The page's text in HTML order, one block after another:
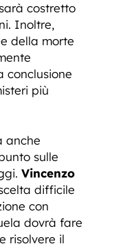
sarà costretto
Inoltre,
della morte
conclusione
più
anche
sulle
Vincenzo
difficile
con
dovrà fare
risolvere il